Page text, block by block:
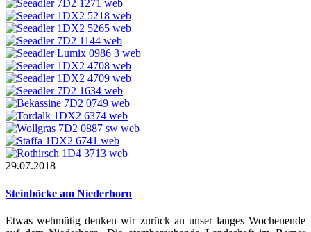
29.07.2018
Steinböcke am Niederhorn
Etwas wehmütig denken wir zurück an unser langes Wochenende